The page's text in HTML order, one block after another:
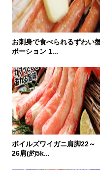
お刺身で食べられるずわい
ポーション 1...
ボイルズワイガニ肩脚22～
26肩(約5k...